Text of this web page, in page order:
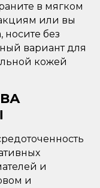
в мягком
или вы
без
вариант для
кожей
и
и